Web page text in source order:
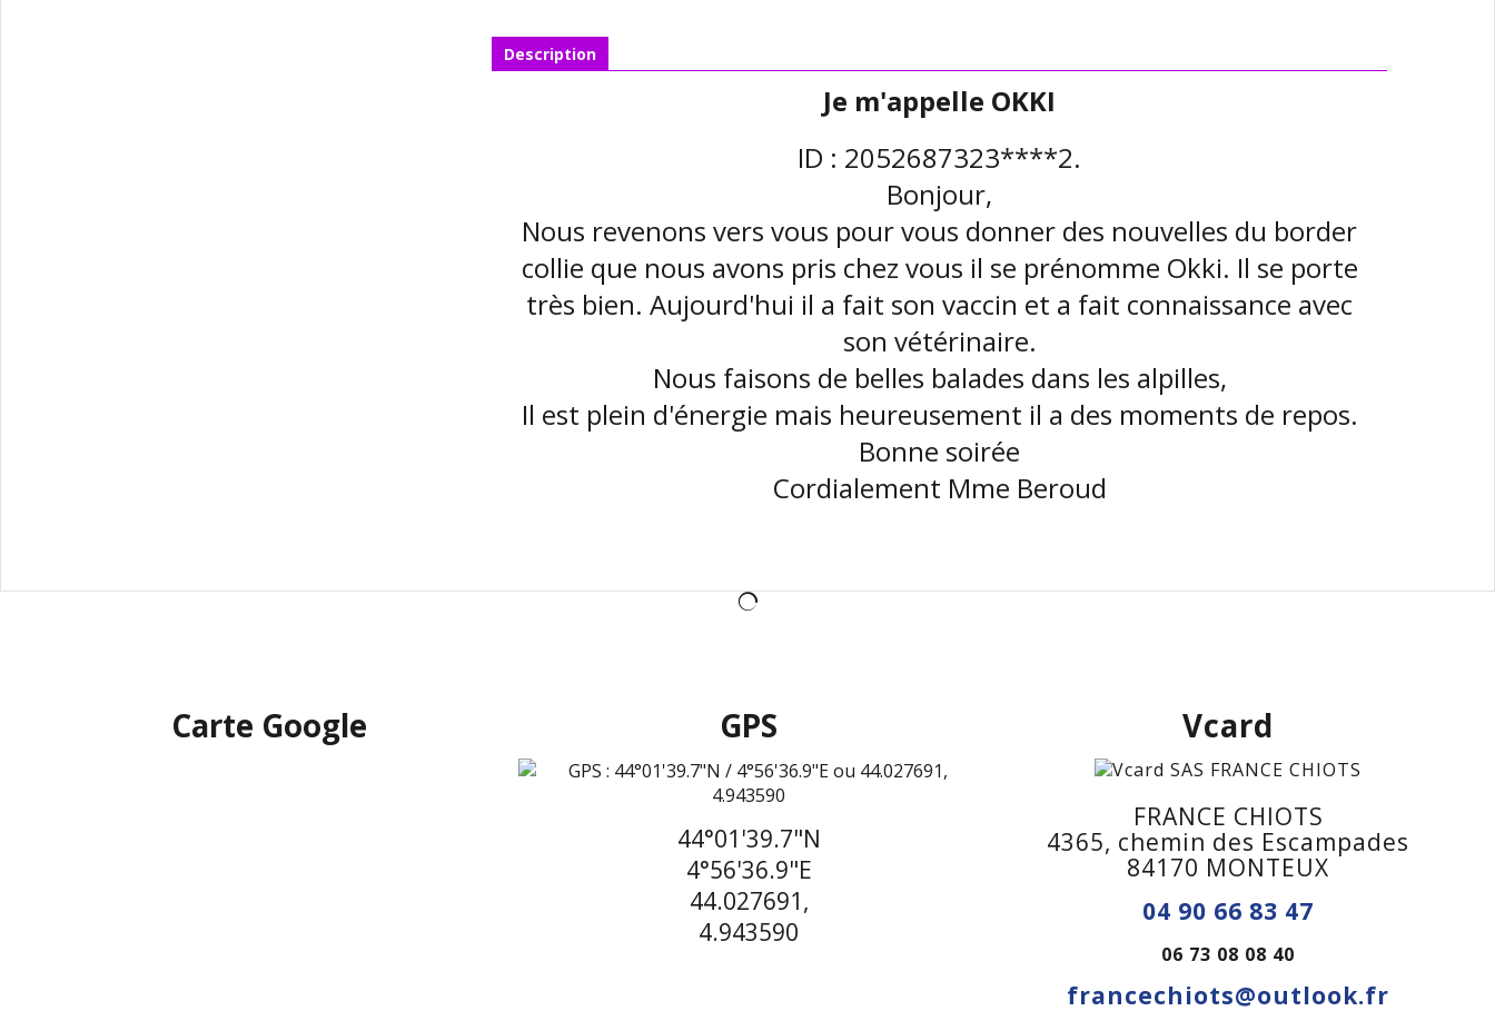
Description
Je m'appelle OKKI
ID : 2052687323****2.
Bonjour,
Nous revenons vers vous pour vous donner des nouvelles du border
collie que nous avons pris chez vous il se prénomme Okki. Il se porte
très bien. Aujourd'hui il a fait son vaccin et a fait connaissance avec
son vétérinaire.
Nous faisons de belles balades dans les alpilles,
Il est plein d'énergie mais heureusement il a des moments de repos.
Bonne soirée
Cordialement Mme Beroud
Carte Google GPS
44°01'39.7"N
4°56'36.9"E
44.027691,
4.943590
Vcard
FRANCE CHIOTS
4365, chemin des Escampades
84170 MONTEUX
04 90 66 83 47
06 73 08 08 40
francechiots@outlook.fr